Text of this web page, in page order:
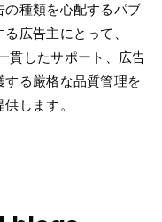
の種類を心配するパブ
広告主にとって、
貫したサポート、広告
する厳格な品質管理を
します。